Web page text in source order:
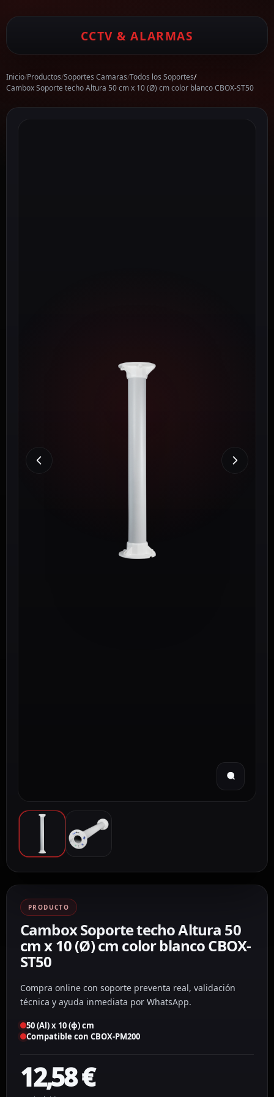
CCTV & ALARMAS
Inicio/Productos/Soportes Camaras/Todos los Soportes/
Cambox Soporte techo Altura 50 cm x 10 (Ø) cm color blanco CBOX-ST50
PRODUCTO
Cambox Soporte techo Altura 50
cm x 10 (Ø) cm color blanco CBOX-
ST50
Compra online con soporte preventa real, validación
técnica y ayuda inmediata por WhatsApp.
50 (Al) x 10 (ϕ) cm
Compatible con CBOX-PM200
12,58€